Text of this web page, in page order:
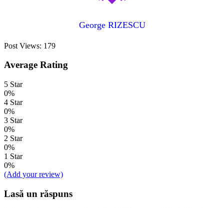
George RIZESCU
Post Views: 179
Average Rating
5 Star
0%
4 Star
0%
3 Star
0%
2 Star
0%
1 Star
0%
(Add your review)
Lasă un răspuns